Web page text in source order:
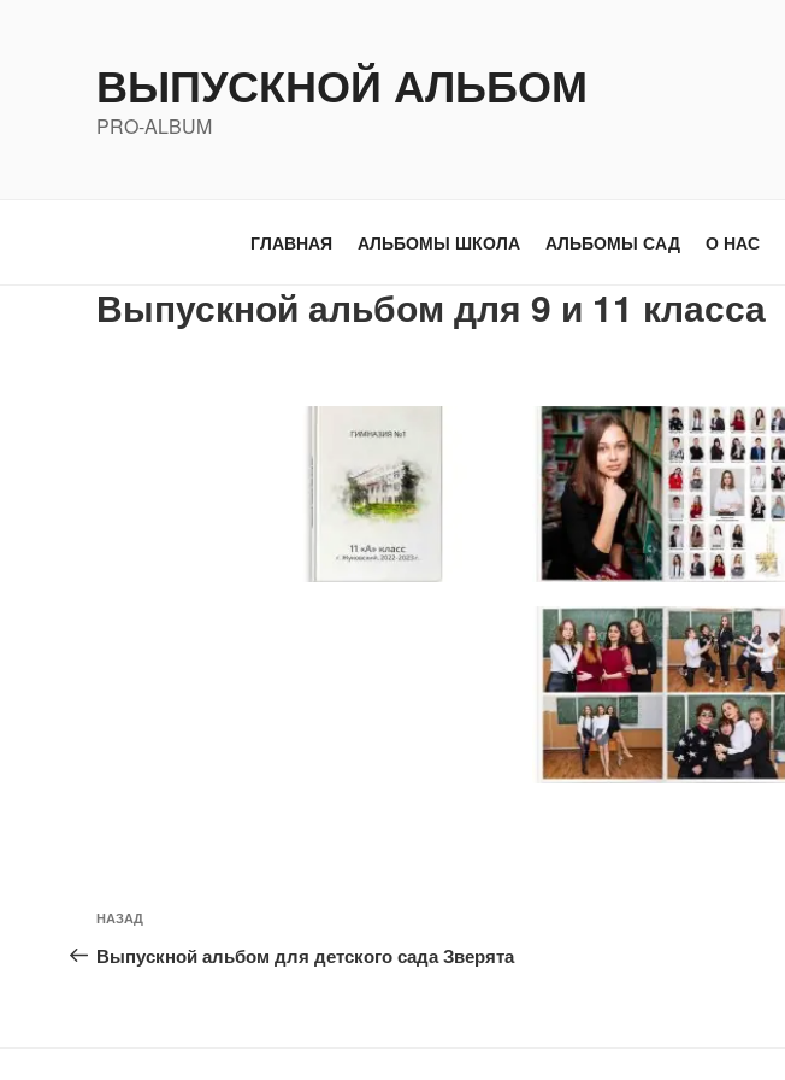
содержимомуВЫПУСКНОЙ АЛЬБОМ
PRO-ALBUM
ГЛАВНАЯ АЛЬБОМЫ ШКОЛА АЛЬБОМЫ САД О НАС
Выпускной альбом для 9 и 11 класса
Навигация
по
Предыдущая
запись:
НАЗАД
Выпускной альбом для детского сада Зверята